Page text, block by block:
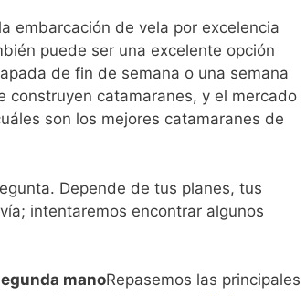
embarcación de vela por excelencia
puede ser una excelente opción
de fin de semana o una semana
construyen catamaranes, y el mercado
son los mejores catamaranes de
Depende de tus planes, tus
intentaremos encontrar algunos
manoRepasemos las principales